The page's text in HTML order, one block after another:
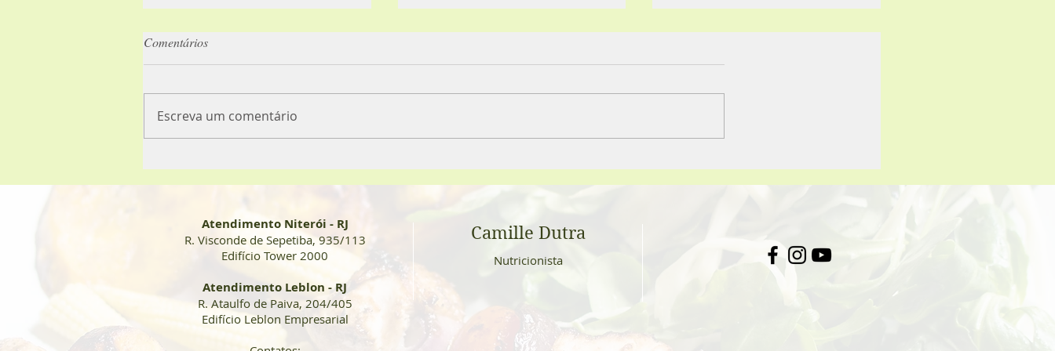
Caloria X Volume
fermentação natural
Comentários
Escreva um comentário
Atendimento Niterói - RJ
R. Visconde de Sepetiba, 935/113
Edifício Tower 2000
Atendimento Leblon - RJ
R. Ataulfo de Paiva, 204/405
EdifícioLeblon Empresarial
Camille Dutra
Nutricionista